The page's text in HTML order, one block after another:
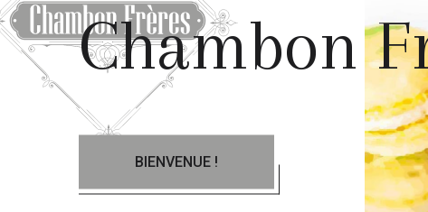
Chambon
BIENVENUE !